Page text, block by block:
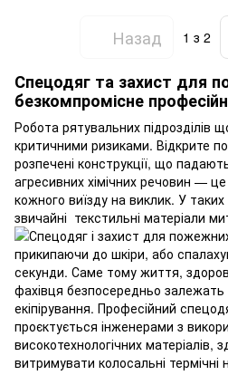
Назад 1 з 2
Спецодяг та захист для
безкомпромісне
Робота рятувальних підрозділів
критичними ризиками. Відкрите
розпечені конструкції, що
агресивних хімічних речовин —
кожного виїзду на виклик. У
звичайні текстильні матеріали
прикипаючи до шкіри, або
секунди. Саме тому життя,
фахівця безпосередньо залежать
екіпірування. Професійний
проєктується інженерами з
високотехнологічних матеріалів,
витримувати колосальні